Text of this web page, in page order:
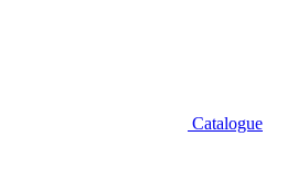
Catalogue